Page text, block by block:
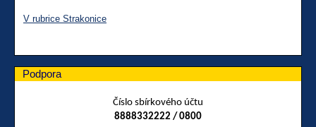
V rubrice Strakonice
Podpora
Číslo sbírkového účtu
8888332222 / 0800